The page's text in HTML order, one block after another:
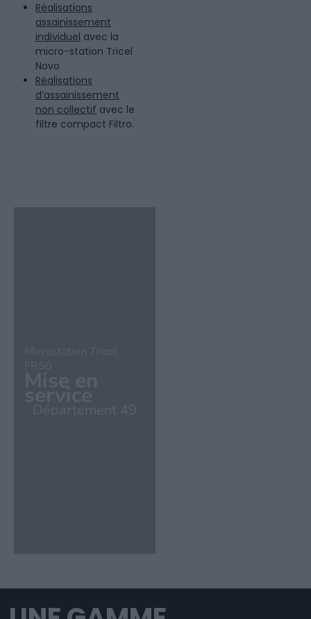
Réalisations
assainissement
individuel avec la
micro-station Tricel
Novo
Réalisations
d’assainissement
non collectif avec le
filtre compact Filtro.